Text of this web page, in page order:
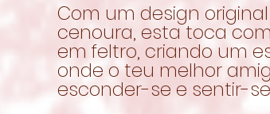
Com um design
cenoura, esta toca
em feltro, criando um
onde o teu melhor
esconder-se e sentir-